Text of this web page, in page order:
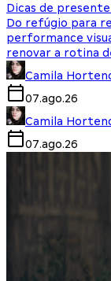
Dicas de
Do refúgio para
performance
renovar a rotina
Camila
07.ago.26
Camila
07.ago.26